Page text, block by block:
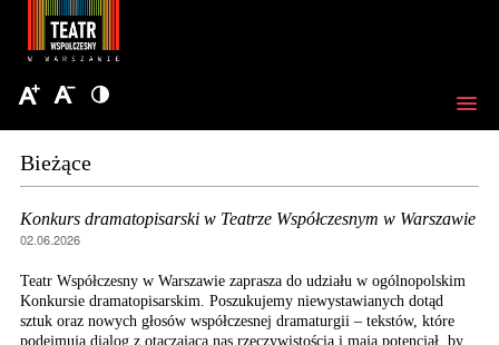
Bieżące
Konkurs dramatopisarski w Teatrze Współczesnym w Warszawie
02.06.2026
Teatr Współczesny w Warszawie zaprasza do udziału w ogólnopolskim
Konkursie dramatopisarskim. Poszukujemy niewystawianych dotąd
sztuk oraz nowych głosów współczesnej dramaturgii – tekstów, które
podejmują dialog z otaczającą nas rzeczywistością i mają potencjał, by